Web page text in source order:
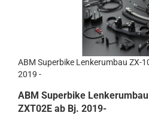
ABM Superbike Lenkerumbau ZX-
2019 -
ABM Superbike
ZXT02E ab Bj. 2019-